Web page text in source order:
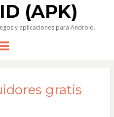
(APK)
y aplicaciones para Android.
Menu
gratis